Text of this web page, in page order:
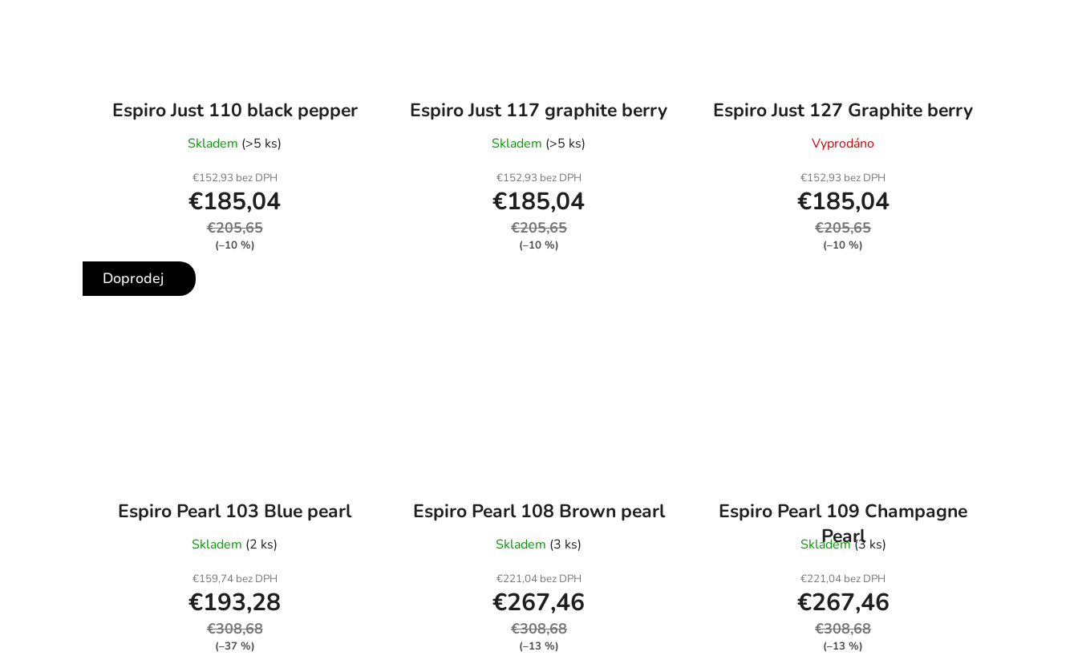
Espiro Just 110 black pepper
Skladem (>5 ks)
€152,93 bez DPH
€185,04
€205,65
(–10 %)
Espiro Just 117 graphite berry
Skladem (>5 ks)
€152,93 bez DPH
€185,04
€205,65
(–10 %)
Espiro Just 127 Graphite berry
Vyprodáno
€152,93 bez DPH
€185,04
€205,65
(–10 %)
Doprodej
Espiro Pearl 103 Blue pearl
Skladem (2 ks)
€159,74 bez DPH
€193,28
€308,68
(–37 %)
Espiro Pearl 108 Brown pearl
Skladem (3 ks)
€221,04 bez DPH
€267,46
€308,68
(–13 %)
Espiro Pearl 109 Champagne
Pearl
Skladem(3 ks)
€221,04 bez DPH
€267,46
€308,68
(–13 %)